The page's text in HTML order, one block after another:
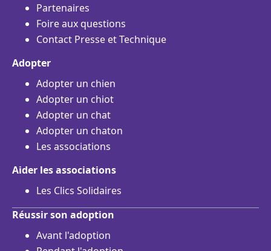
Partenaires
Foire aux questions
Contact Presse et Technique
Adopter
Adopter un chien
Adopter un chiot
Adopter un chat
Adopter un chaton
Les associations
Aider les associations
Les Clics Solidaires
Réussir son adoption
Avant l'adoption